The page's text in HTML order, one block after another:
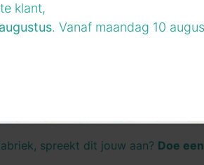
spreekt dit jouw aan? Doe
klant,
. Vanaf maandag 10